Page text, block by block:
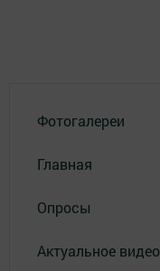
Фотогалереи
Главная
Опросы
Актуальное видео